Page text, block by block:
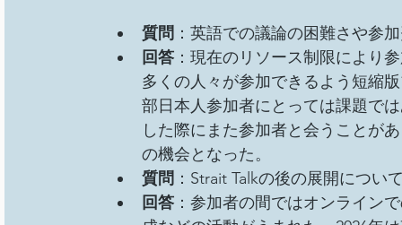
質問 ：英語での議論の困難さや参
回答：現在のリソース制限により
多くの人々が参加できるよう短縮
部日本人参加者にとっては課題で
した際にまた参加者と会うことが
の機会となった。
質問 ：Strait Talkの後の展開につい
回答：参加者の間ではオンライン